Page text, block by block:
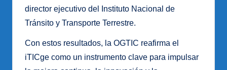
director ejecutivo del Instituto Nacional de
Tránsito y Transporte Terrestre.
Con estos resultados, la OGTIC reafirma el
iTICge como un instrumento clave para impulsar